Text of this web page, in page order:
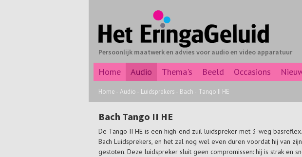
Persoonlijk maatwerk en advies voor audio en video apparatuur
Home Audio Thema's Beeld Occasions
Home - Audio - Luidsprekers - Bach - Tango II HE
Bach Tango II HE
De Tango II HE is een high-end zuil luidspreker met 3-weg
Bach Luidsprekers, en het zal nog wel even duren voordat hij van
gestoten. Deze luidspreker sluit geen compromissen: hij is strak en